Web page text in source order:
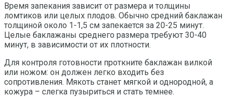
Время запекания зависит от размера и толщины
ломтиков или целых плодов. Обычно средний баклажан
толщиной около 1-1,5 см запекается за 20-25 минут.
Целые баклажаны среднего размера требуют 30-40
минут, в зависимости от их плотности.
Для контроля готовности проткните баклажан вилкой
или ножом: он должен легко входить без
сопротивления. Мякоть станет мягкой и однородной, а
кожура – слегка пузыриться и стать темнее.